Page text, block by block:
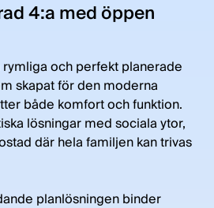
4:a med öppen
och perfekt planerade
skapat för den moderna
både komfort och funktion.
lösningar med sociala ytor,
där hela familjen kan trivas
planlösningen binder